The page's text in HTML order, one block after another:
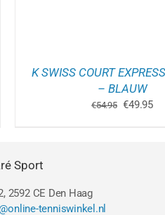
K SWISS COURT
– BLAUW
€54.95 €49.95
Sport
2592 CE Den Haag
tenniswinkel.nl